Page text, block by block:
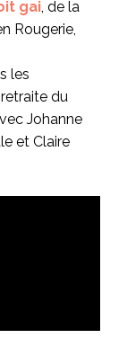
gai, de la
Rougerie,
les
du
Johanne
et Claire